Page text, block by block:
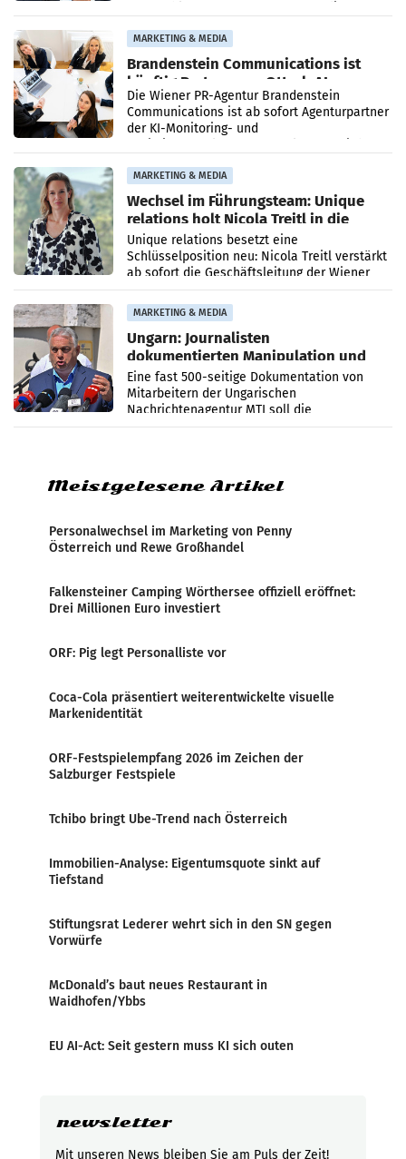
MARKETING & MEDIA
Brandenstein Communications ist
künftig Partner von OtterlyAI
Die Wiener PR-Agentur Brandenstein
Communications ist ab sofort Agenturpartner
der KI-Monitoring- und
MARKETING & MEDIA
Wechsel im Führungsteam: Unique
relations holt Nicola Treitl in die
Geschäftsleitung
Unique relations besetzt eine
Schlüsselposition neu: Nicola Treitl verstärkt
ab sofort die Geschäftsleitung der Wiener
PR-Agentur an der Seite von Josef Kalina und
Anna Kalina-Mahr.
MARKETING & MEDIA
Ungarn: Journalisten
dokumentierten Manipulation und
Zensur
Eine fast 500-seitige Dokumentation von
Mitarbeitern der Ungarischen
Nachrichtenagentur MTI soll die
systematische Nachrichten-Manipulation und
Meistgelesene Artikel
Personalwechsel im Marketing von Penny
Österreich und Rewe Großhandel
Falkensteiner Camping Wörthersee offiziell eröffnet:
Drei Millionen Euro investiert
ORF: Pig legt Personalliste vor
Coca-Cola präsentiert weiterentwickelte visuelle
Markenidentität
ORF-Festspielempfang 2026 im Zeichen der
Salzburger Festspiele
Tchibo bringt Ube-Trend nach Österreich
Immobilien-Analyse: Eigentumsquote sinkt auf
Tiefstand
Stiftungsrat Lederer wehrt sich in den SN gegen
Vorwürfe
McDonald’s baut neues Restaurant in
Waidhofen/Ybbs
EU AI-Act: Seit gestern muss KI sich outen
newsletter
Mit unseren News bleiben Sie am Puls der Zeit!